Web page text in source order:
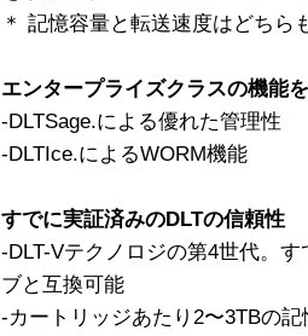
＊ 記憶容量と転送速度はどちら
エンタープライズクラスの機能
-DLTSage.による優れた管理性
-DLTIce.によるWORM機能
すでに実証済みのDLTの信頼性
-DLT-Vテクノロジの第4世代。
ブと互換可能
-カートリッジあたり2〜3TBの